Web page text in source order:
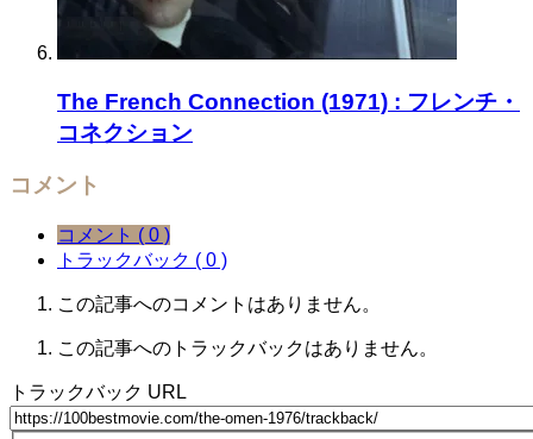
The French Connection (1971) : フレンチ・
コネクション
コメント
コメント ( 0 )
トラックバック ( 0 )
この記事へのコメントはありません。
この記事へのトラックバックはありません。
トラックバック URL